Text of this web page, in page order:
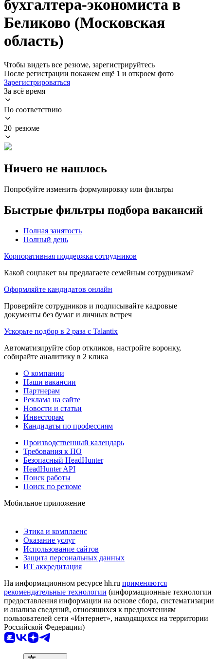
бухгалтера-экономиста в
Беликово (Московская
область)
Чтобы видеть все резюме, зарегистрируйтесь
После регистрации покажем ещё 1 и откроем фото
Зарегистрироваться
За всё время
По соответствию
20 резюме
Ничего не нашлось
Попробуйте изменить формулировку или фильтры
Быстрые фильтры подбора вакансий
Полная занятость
Полный день
Корпоративная поддержка сотрудников
Какой соцпакет вы предлагаете семейным сотрудникам?
Оформляйте кандидатов онлайн
Проверяйте сотрудников и подписывайте кадровые
документы без бумаг и личных встреч
Ускорьте подбор в 2 раза с Talantix
Автоматизируйте сбор откликов, настройте воронку,
собирайте аналитику в 2 клика
О компании
Наши вакансии
Партнерам
Реклама на сайте
Новости и статьи
Инвесторам
Кандидаты по профессиям
Производственный календарь
Требования к ПО
Безопасный HeadHunter
HeadHunter API
Поиск работы
Поиск по резюме
Мобильное приложение
Этика и комплаенс
Оказание услуг
Использование сайтов
Защита персональных данных
ИТ аккредитация
На информационном ресурсе hh.ru применяются
рекомендательные технологии (информационные технологии
предоставления информации на основе сбора, систематизации
и анализа сведений, относящихся к предпочтениям
пользователей сети «Интернет», находящихся на территории
Российской Федерации)